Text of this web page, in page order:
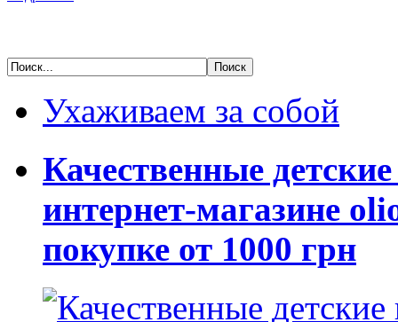
Ухаживаем за собой
Качественные
интернет-магазине
покупке от 1000 грн